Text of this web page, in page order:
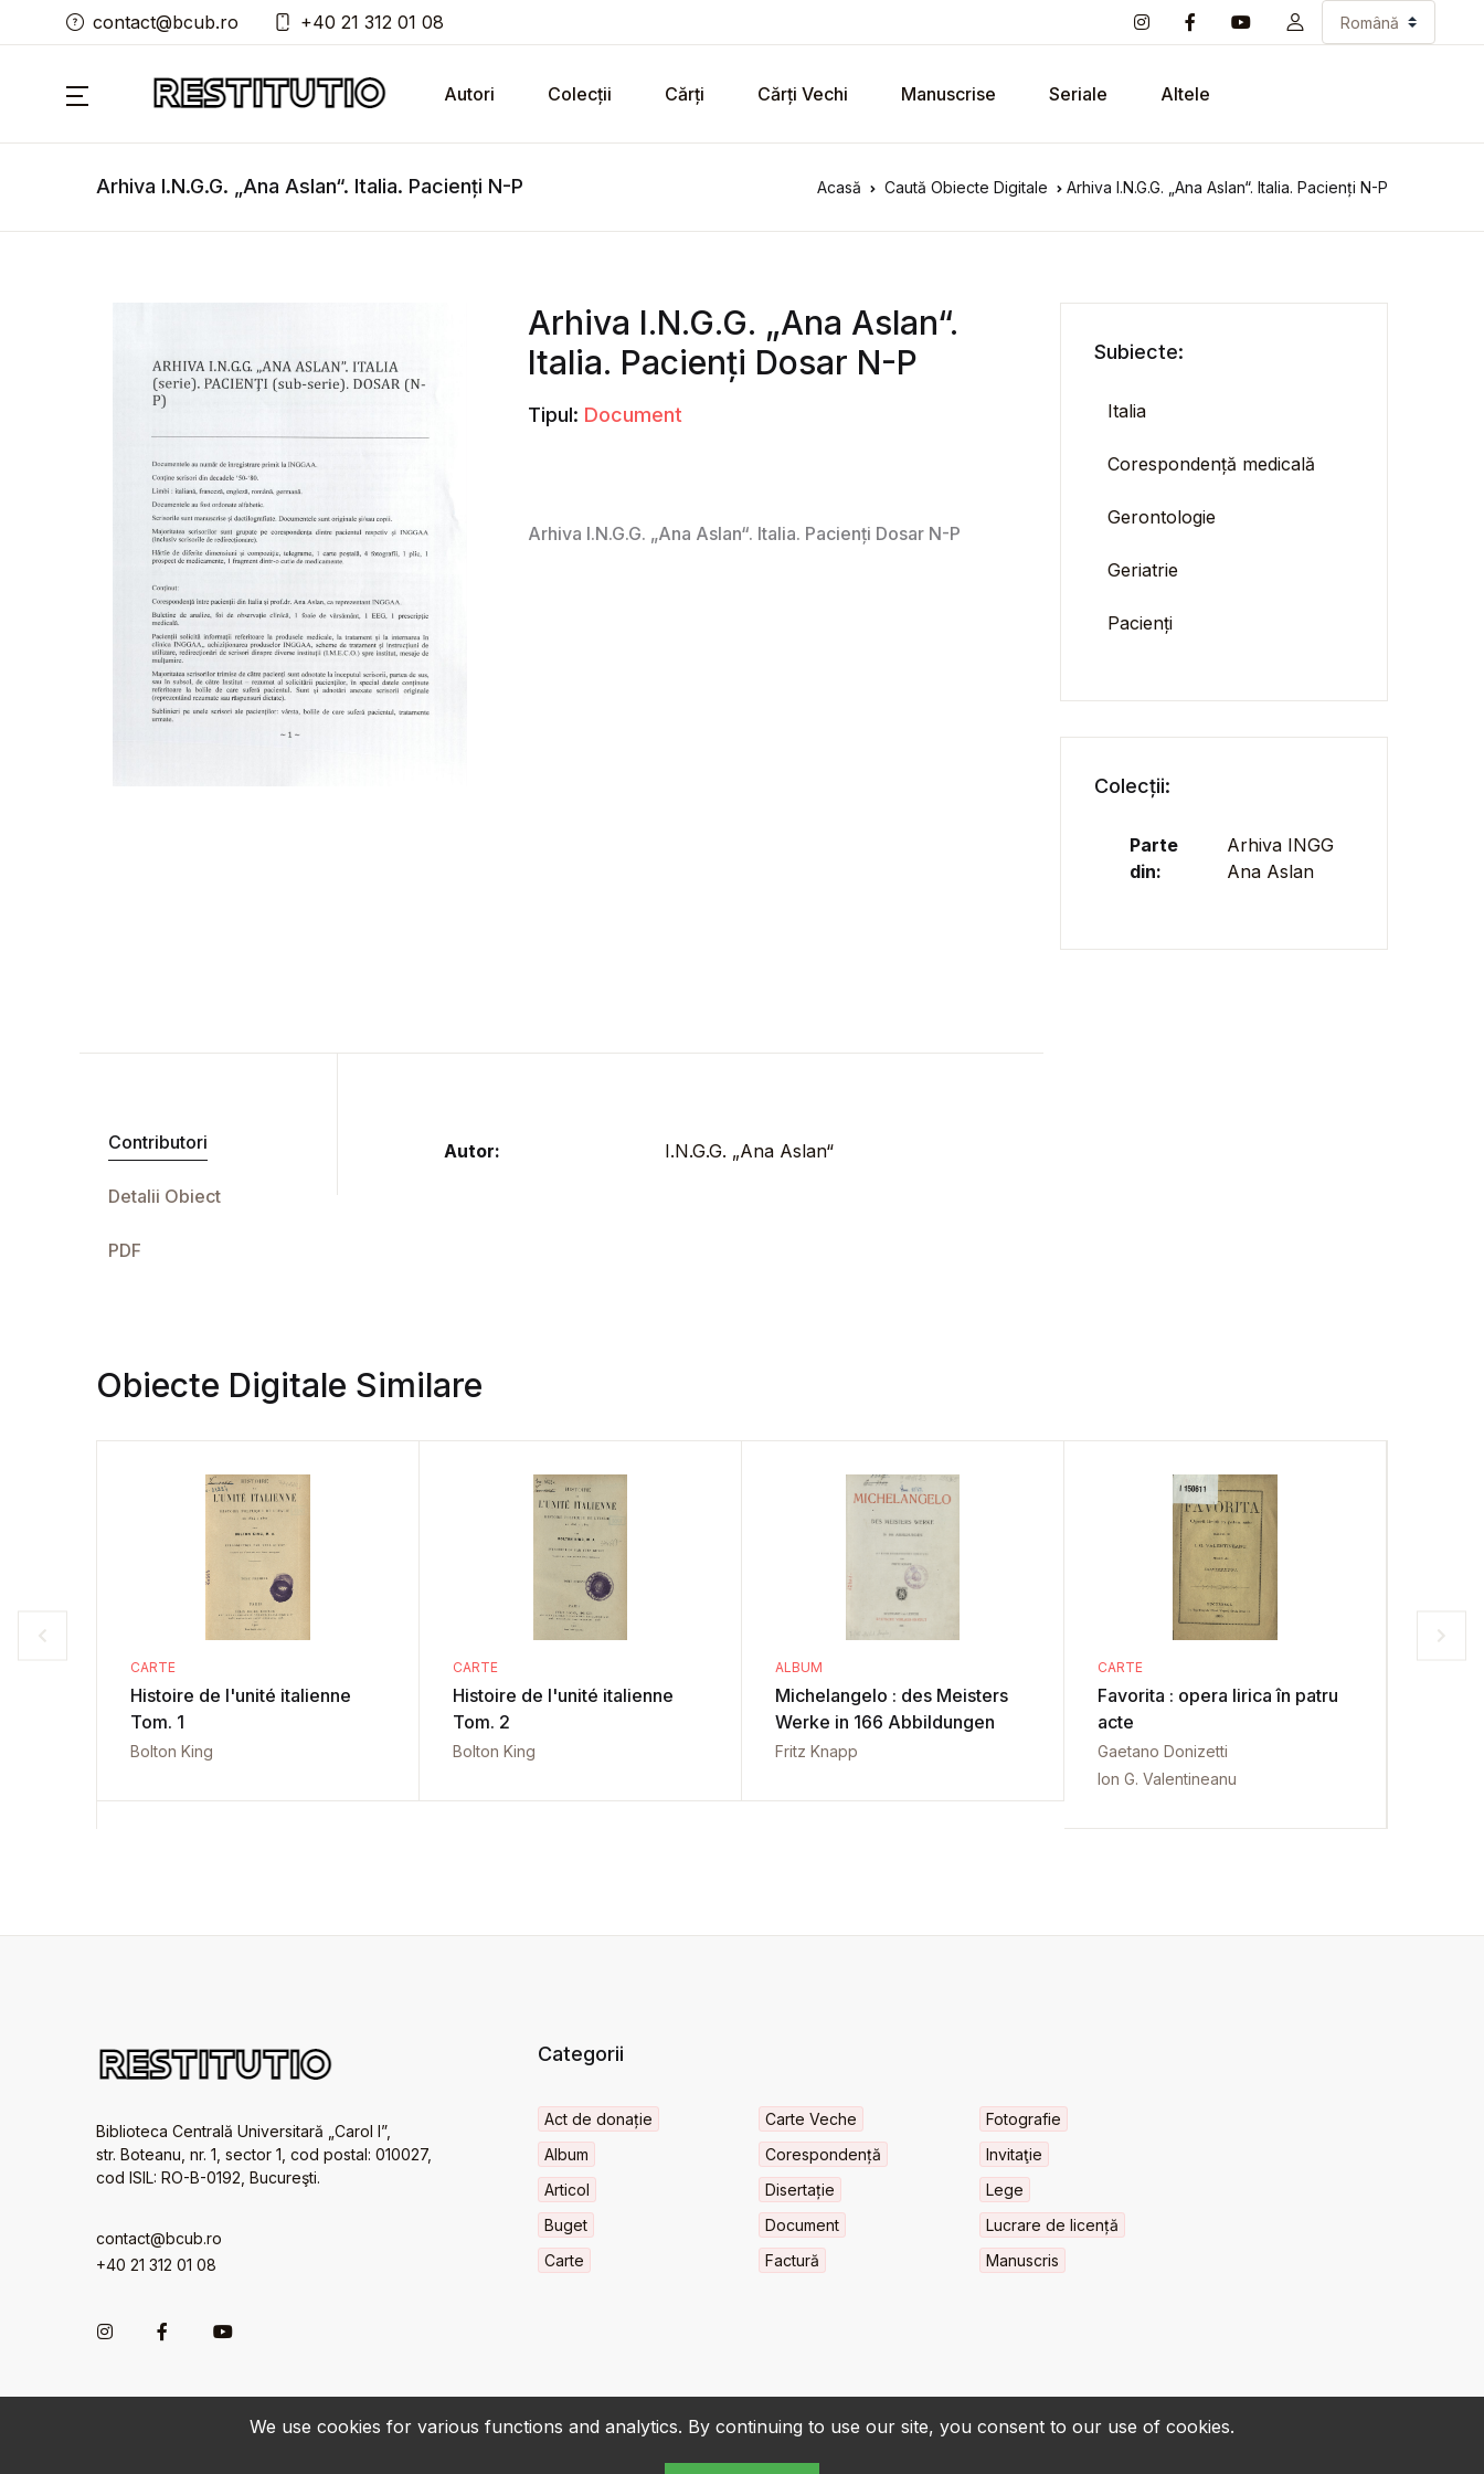
We use cookies for various functions and analytics. By continuing to use our site, you consent to our use of cookies.
contact@bcub.ro +40 21 312 01 08
Autori Colecții Cărți Cărți Vechi Manuscrise Seriale Altele
Arhiva I.N.G.G. „Ana Aslan“. Italia. Pacienți N-P Acasă Caută Obiecte Digitale Arhiva I.N.G.G. „Ana Aslan“. Italia. Pacienți N-P
Arhiva I.N.G.G. „Ana Aslan“.
Italia. Pacienți Dosar N-P
Tipul: Document
Contributori
Detalii Obiect
PDF
Autor: I.N.G.G. „Ana Aslan“
Subiecte:
Italia
Corespondență medicală
Gerontologie
Geriatrie
Pacienți
Colecții:
Parte
din:
Arhiva INGG
Ana Aslan
Obiecte Digitale Similare
CARTE
Histoire de l'unité italienne
Tom. 1
Bolton King
CARTE
Histoire de l'unité italienne
Tom. 2
Bolton King
ALBUM
Michelangelo : des Meisters
Werke in 166 Abbildungen
Fritz Knapp
CARTE
Favorita : opera lirica în patru
acte
Gaetano Donizetti
Ion G. Valentineanu
Biblioteca Centrală Universitară „Carol I”,
str. Boteanu, nr. 1, sector 1, cod postal: 010027,
cod ISIL: RO-B-0192, Bucureşti.
contact@bcub.ro
+40 21 312 01 08
Categorii
Act de donație
Album
Articol
Buget
Carte
Carte Veche
Corespondență
Disertație
Document
Factură
Fotografie
Invitaţie
Lege
Lucrare de licență
Manuscris